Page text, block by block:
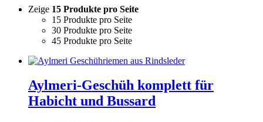
Zeige 15 Produkte pro Seite
15 Produkte pro Seite
30 Produkte pro Seite
45 Produkte pro Seite
Aylmeri-Geschüh komplett für
Habicht und Bussard